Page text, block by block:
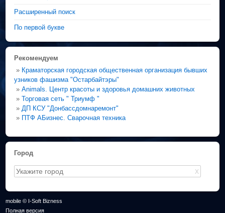
Расширенный поиск
По первой букве
Рекомендуем
» Краматорская городская общественная организация бывших
узников фашизма "Остарбайтэры"
»Animals. Центр красоты и здоровья домашних животных
»Торговая сеть " Триумф "
» ДП КСУ "Донбассдомнаремонт"
» ПТФ АБизнес. Сварочная техника
Город
X
mobile © I-Soft Bizness
Полная версия